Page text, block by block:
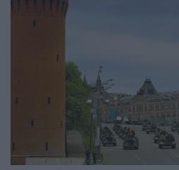
irodaházban, ahol a hűtés